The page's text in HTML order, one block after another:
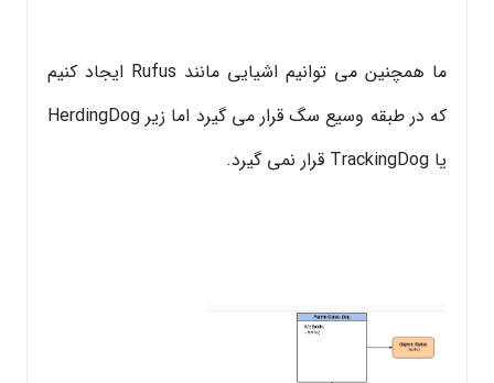
ما همچنین می توانیم اشیایی مانند Rufus ایجاد کنیم
که در طبقه وسیع سگ قرار می گیرد اما زیر HerdingDog
یا TrackingDog قرار نمی گیرد.